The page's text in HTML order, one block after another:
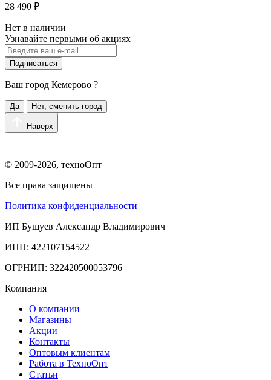
28 490 ₽
Нет в наличии
Узнавайте первыми об акциях
Подписаться
Ваш город Кемерово ?
Да Нет, сменить город
Наверх
© 2009-2026, техноОпт
Все права защищены
Политика конфиденциальности
ИП Бушуев Александр Владимирович
ИНН: 422107154522
ОГРНИП: 322420500053796
Компания
О компании
Магазины
Акции
Контакты
Оптовым клиентам
Работа в ТехноОпт
Статьи